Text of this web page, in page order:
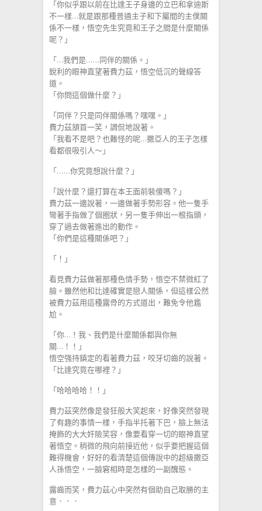
「你似乎跟以前在比達王子身邊的立巴和拿迪斯
不一樣…就是跟那種普通主子和下屬間的主僕關
係不一樣，悟空先生究竟和王子之間是什麼關係
呢？」
「…我們是……同伴的關係。」
銳利的眼神直望著費力茲，悟空低沉的聲線答
道。
「你問這個做什麼？」
「同伴？只是同伴關係嗎？嘿嘿。」
費力茲頷首一笑，調侃地說著。
「我看不是吧？也難怪的呢…撒亞人的王子怎樣
看都很吸引人～」
「……你究竟想說什麼？」
「說什麼？還打算在本王面前裝傻嗎？」
費力茲一邊說著，一邊做著手勢形容。他一隻手
彎著手指做了個圈狀，另一隻手伸出一根指頭，
穿了過去做著進出的動作。
「你們是這種關係吧？」
「！」
看見費力茲做著那種色情手勢，悟空不禁微紅了
臉。雖然他和比達確實是戀人關係，但這樣公然
被費力茲用這種露骨的方式道出，難免令他尷
尬。
「你…！我、我們是什麼關係都與你無
關…！！」
悟空强持鎮定的看著費力茲，咬牙切齒的說著。
「比達究竟在哪裡？」
「哈哈哈哈！！」
費力茲突然像是發狂般大笑起來，好像突然發現
了有趣的事情一樣，手指半托著下巴，臉上無法
掩飾的大大奸險笑容，像要看穿一切的眼神直望
著悟空。稍微的飛向前接近他，似乎要把握這個
難得機會，好好的看清楚這個傳說中的超級撒亞
人孫悟空，一臉窘相時是怎樣的一副醜態。
露齒而笑，費力茲心中突然有個助自己取勝的主
意．．．